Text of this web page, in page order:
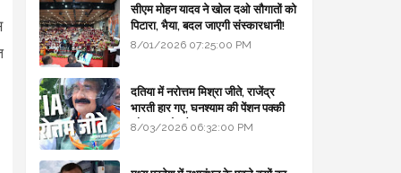
सीएम मोहन यादव ने खोल दओ सौगातों को
पिटारा, भैया, बदल जाएगी संस्कारधानी!
8/01/2026 07:25:00 PM
दतिया में नरोत्तम मिश्रा जीते, राजेंद्र
भारती हार गए, घनश्याम की पेंशन पक्की
और आशुतोष बैक टू...
8/03/2026 06:32:00 PM